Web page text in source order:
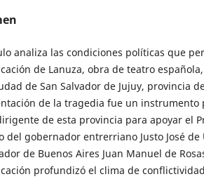
analiza las condiciones políticas que
de Lanuza, obra de teatro
de San Salvador de Jujuy, provincia
de la tragedia fue un
de esta provincia para apoyar el
del gobernador entrerriano Justo José
de Buenos Aires Juan Manuel de
profundizó el clima de